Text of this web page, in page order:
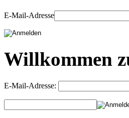
E-Mail-Adresse
Willkommen
E-Mail-Adresse: